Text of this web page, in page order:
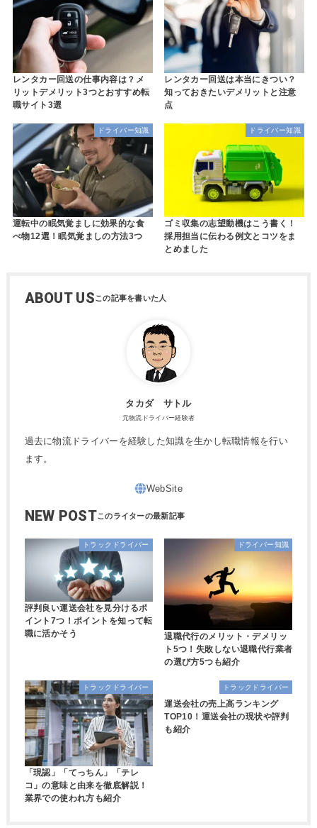
レンタカー回送の仕事内容は？メ
リットデメリット3つとおすすめ転
職サイト3選
レンタカー回送は本当にきつい？
知っておきたいデメリットと注意
点
ドライバー知識
運転中の眠気覚ましに効果的な食
べ物12選！眠気覚ましの方法3つ
ドライバー知識
ゴミ収集の志望動機はこう書く！
採用担当に伝わる例文とコツをま
とめました
ABOUT US
タカダ サトル
元物流ドライバー経験者
過去に物流ドライバーを経験した知識を生かし転職情報を行い
ます。
NEW POST
トラックドライバー
評判良い運送会社を見分けるポ
イント7つ！ポイントを知って転
職に活かそう
ドライバー知識
退職代行のメリット・デメリッ
ト5つ！失敗しない退職代行業者
の選び方5つも紹介
トラックドライバー
「現認」「てっちん」「テレ
コ」の意味と由来を徹底解説！
業界での使われ方も紹介
トラックドライバー
運送会社の売上高ランキング
TOP10！運送会社の現状や評判
も紹介